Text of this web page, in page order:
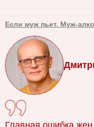
Если муж пьет. Муж-